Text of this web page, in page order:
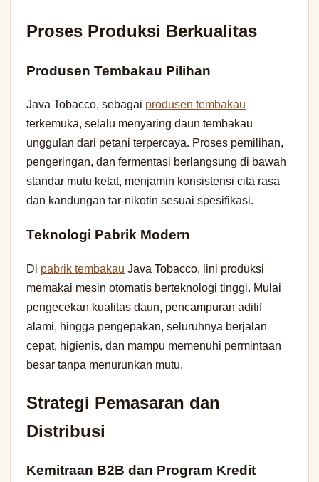
Proses Produksi Berkualitas
Produsen Tembakau Pilihan
Java Tobacco, sebagai produsen tembakau
terkemuka, selalu menyaring daun tembakau
unggulan dari petani terpercaya. Proses pemilihan,
pengeringan, dan fermentasi berlangsung di bawah
standar mutu ketat, menjamin konsistensi cita rasa
dan kandungan tar-nikotin sesuai spesifikasi.
Teknologi Pabrik Modern
Di pabrik tembakau Java Tobacco, lini produksi
memakai mesin otomatis berteknologi tinggi. Mulai
pengecekan kualitas daun, pencampuran aditif
alami, hingga pengepakan, seluruhnya berjalan
cepat, higienis, dan mampu memenuhi permintaan
besar tanpa menurunkan mutu.
Strategi Pemasaran dan
Distribusi
Kemitraan B2B dan Program Kredit